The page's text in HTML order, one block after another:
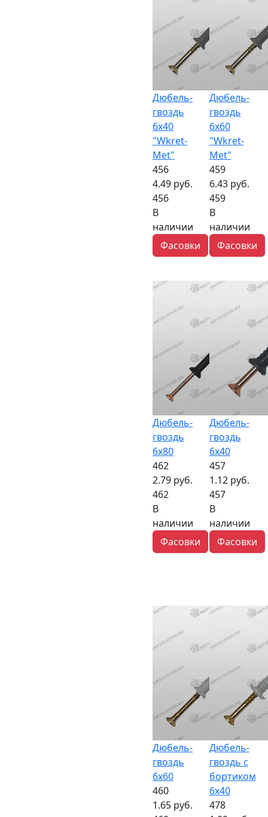
Дюбель-
гвоздь
6х40
"Wkret-
Met"
456
4.49 руб.
456
В
наличии
Фасовки
Дюбель-
гвоздь
6х60
"Wkret-
Met"
459
6.43 руб.
459
В
наличии
Фасовки
Дюбель-
гвоздь
6х80
462
2.79 руб.
462
В
наличии
Фасовки
Дюбель-
гвоздь
6х40
457
1.12 руб.
457
В
наличии
Фасовки
Дюбель-
гвоздь
6х60
460
1.65 руб.
Дюбель-
гвоздь с
бортиком
6x40
478